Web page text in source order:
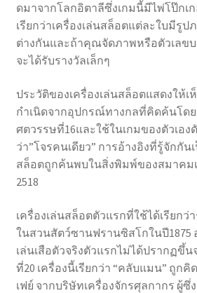
ดมาจากโลกอิตาลีซึ่งเกมนี้มีไพ่โป๊กเ
เรียกว่าเครื่องเล่นสล็อตแต่ละใบมีรู
ต่างกันและถ้าคุณจัดภาพหรือตัวเลข
จะได้รับรางวัลเล็กๆ
ประวัติของเครื่องเล่นสล็อตแสดงให้
กําเนิดจากอุปกรณ์ทางกลที่คิดค้นโด
ศตวรรษที่16และใช้ในเกมของตัวเอ
ว่า”โจรคนเดียว” การอ้างอิงที่รู้จักกัน
สล็อตถูกค้นพบในสิ่งพิมพ์ของสมาคม
2518
เครื่องเล่นสล็อตตัวแรกที่ใช้ได้เรียกว่
ในสวนสัตว์ซานฟรานซิสโกในปี1875
เล่นเสือตัวจริงตัวแรกไม่ได้ปรากฏขึ้
ที่20 เครื่องนี้เรียกว่า “คลับแมน” ถูก
เฟย์ จากบริษัทเครื่องจักรศุลกากร ผู้ซึ่